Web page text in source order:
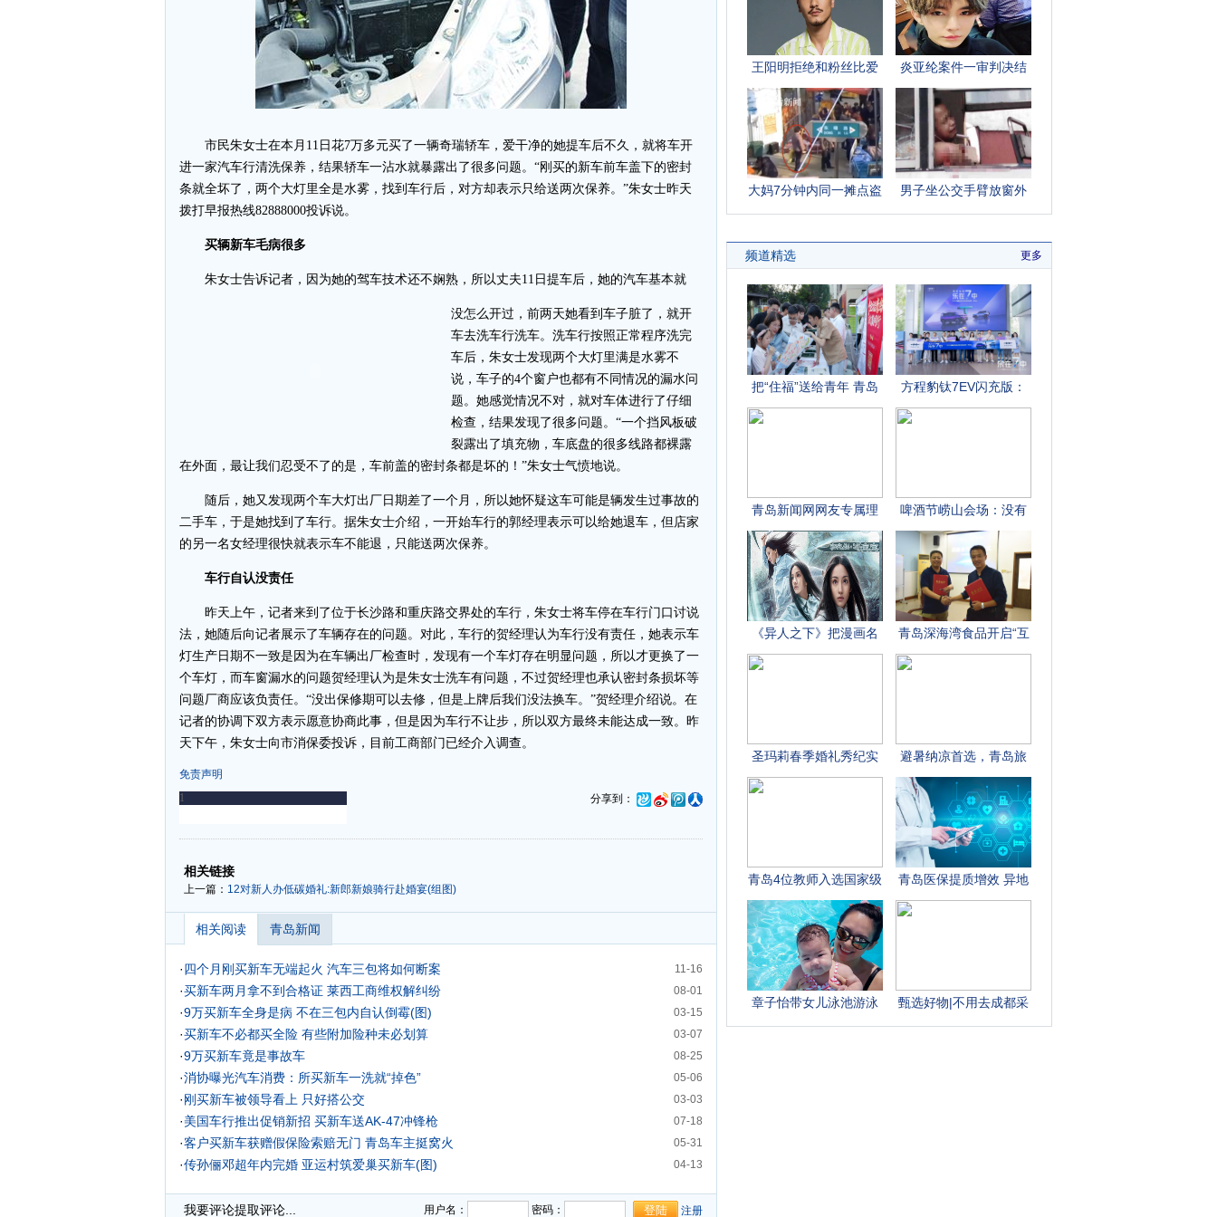
市民朱女士在本月11日花7万多元买了一辆奇瑞轿车，爱干净的她提车后不久，就将车开
进一家汽车行清洗保养，结果轿车一沾水就暴露出了很多问题。“刚买的新车前车盖下的密封
条就全坏了，两个大灯里全是水雾，找到车行后，对方却表示只给送两次保养。”朱女士昨天
拨打早报热线82888000投诉说。
买辆新车毛病很多
朱女士告诉记者，因为她的驾车技术还不娴熟，所以丈夫11日提车后，她的汽车基本就
没怎么开过，前两天她看到车子脏了，就开
车去洗车行洗车。洗车行按照正常程序洗完
车后，朱女士发现两个大灯里满是水雾不
说，车子的4个窗户也都有不同情况的漏水问
题。她感觉情况不对，就对车体进行了仔细
检查，结果发现了很多问题。“一个挡风板破
裂露出了填充物，车底盘的很多线路都裸露
在外面，最让我们忍受不了的是，车前盖的密封条都是坏的！”朱女士气愤地说。
随后，她又发现两个车大灯出厂日期差了一个月，所以她怀疑这车可能是辆发生过事故的
二手车，于是她找到了车行。据朱女士介绍，一开始车行的郭经理表示可以给她退车，但店家
的另一名女经理很快就表示车不能退，只能送两次保养。
车行自认没责任
昨天上午，记者来到了位于长沙路和重庆路交界处的车行，朱女士将车停在车行门口讨说
法，她随后向记者展示了车辆存在的问题。对此，车行的贺经理认为车行没有责任，她表示车
灯生产日期不一致是因为在车辆出厂检查时，发现有一个车灯存在明显问题，所以才更换了一
个车灯，而车窗漏水的问题贺经理认为是朱女士洗车有问题，不过贺经理也承认密封条损坏等
问题厂商应该负责任。“没出保修期可以去修，但是上牌后我们没法换车。”贺经理介绍说。在
记者的协调下双方表示愿意协商此事，但是因为车行不让步，所以双方最终未能达成一致。昨
天下午，朱女士向市消保委投诉，目前工商部门已经介入调查。
免责声明
分享到：
-
相关链接
上一篇： 12对新人办低碳婚礼:新郎新娘骑行赴婚宴(组图)
相关阅读 青岛新闻
11-16
·四个月刚买新车无端起火 汽车三包将如何断案
08-01
·买新车两月拿不到合格证 莱西工商维权解纠纷
03-15
·9万买新车全身是病 不在三包内自认倒霉(图)
03-07
·买新车不必都买全险 有些附加险种未必划算
08-25
·9万买新车竟是事故车
05-06
·消协曝光汽车消费：所买新车一洗就“掉色”
03-03
·刚买新车被领导看上 只好搭公交
07-18
·美国车行推出促销新招 买新车送AK-47冲锋枪
05-31
·客户买新车获赠假保险索赔无门 青岛车主挺窝火
04-13
·传孙俪邓超年内完婚 亚运村筑爱巢买新车(图)
我要评论提取评论... 用户名： 密码： 注册